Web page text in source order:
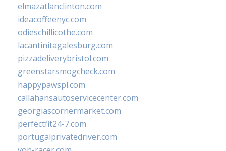
elmazatlanclinton.com
ideacoffeenyc.com
odieschillicothe.com
lacantinitagalesburg.com
pizzadeliverybristol.com
greenstarsmogcheck.com
happypawspl.com
callahansautoservicecenter.com
georgiascornermarket.com
perfectfit24-7.com
portugalprivatedriver.com